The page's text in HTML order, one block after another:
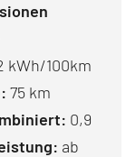
kWh/100km
75 km
0,9
ab